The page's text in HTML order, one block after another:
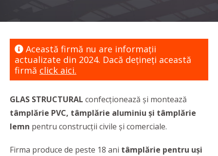
Această firmă nu are informaţii
actualizate din 2024. Dacă dețineți această
firmă click aici.
GLAS STRUCTURAL confecționează și montează
tâmplărie PVC, tâmplărie aluminiu și tâmplărie
lemn pentru construcții civile și comerciale.
Firma produce de peste 18 ani tâmplărie pentru uși